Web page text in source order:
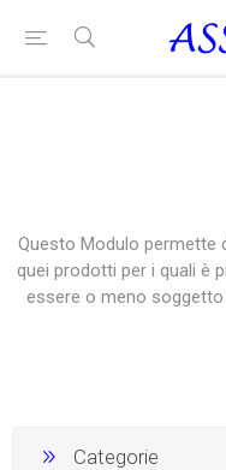
Questo Modulo permette
quei prodotti per i quali è
essere o meno
Categorie